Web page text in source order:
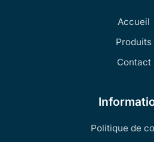
Accueil
Produits
Contact
Politique de